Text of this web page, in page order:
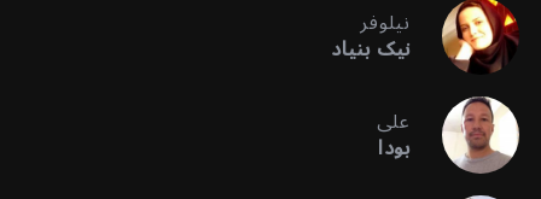
نیلوفر
نیک بنیاد
علی
بودا